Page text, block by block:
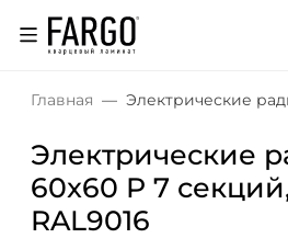
Главная Электрические
Электрические
60x60 P 7
RAL9016